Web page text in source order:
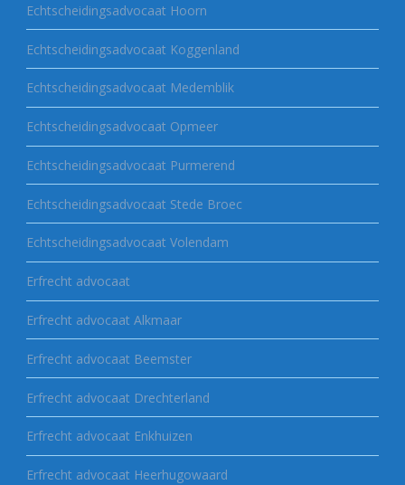
Echtscheidingsadvocaat Hoorn
Echtscheidingsadvocaat Koggenland
Echtscheidingsadvocaat Medemblik
Echtscheidingsadvocaat Opmeer
Echtscheidingsadvocaat Purmerend
Echtscheidingsadvocaat Stede Broec
Echtscheidingsadvocaat Volendam
Erfrecht advocaat
Erfrecht advocaat Alkmaar
Erfrecht advocaat Beemster
Erfrecht advocaat Drechterland
Erfrecht advocaat Enkhuizen
Erfrecht advocaat Heerhugowaard